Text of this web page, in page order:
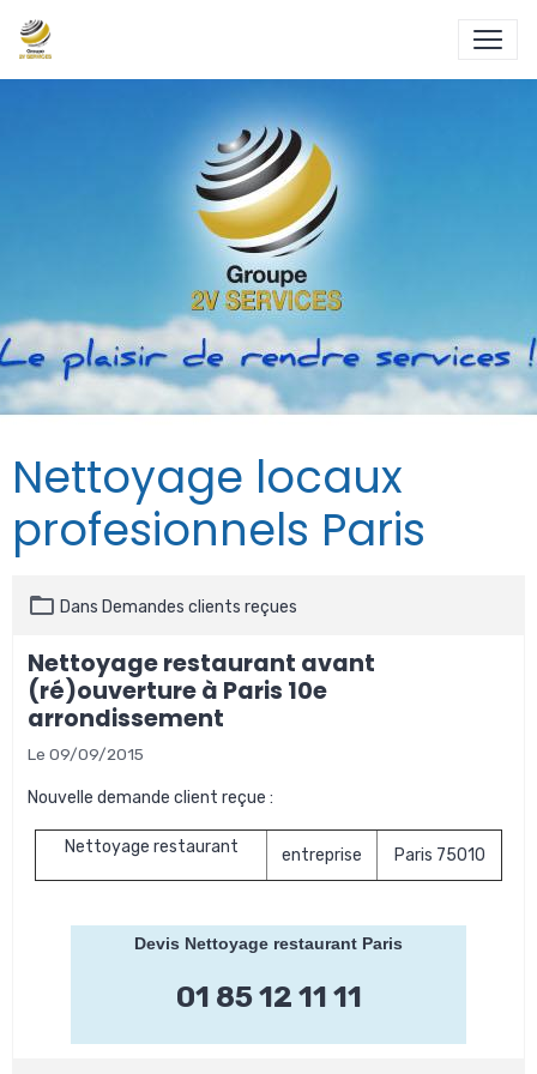
Nettoyage locaux
profesionnels Paris
Dans Demandes clients reçues
Nettoyage restaurant avant
(ré)ouverture à Paris 10e
arrondissement
Le 09/09/2015
Nouvelle demande client reçue :
Nettoyage restaurant entreprise Paris 75010
Devis Nettoyage restaurant Paris
01 85 12 11 11